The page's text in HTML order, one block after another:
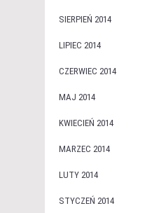
SIERPIEŃ 2014
LIPIEC 2014
CZERWIEC 2014
MAJ 2014
KWIECIEŃ 2014
MARZEC 2014
LUTY 2014
STYCZEŃ 2014